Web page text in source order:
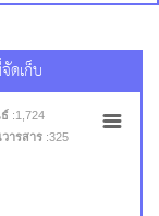
ดเก็บ
:1,724
ารสาร :325